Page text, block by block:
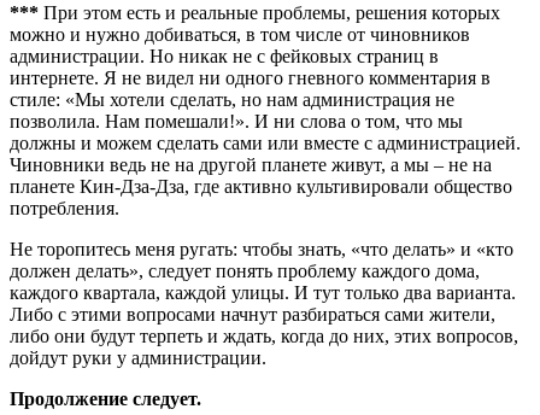
*** При этом есть и реальные проблемы, решения которых
можно и нужно добиваться, в том числе от чиновников
администрации. Но никак не с фейковых страниц в
интернете. Я не видел ни одного гневного комментария в
стиле: «Мы хотели сделать, но нам администрация не
позволила. Нам помешали!». И ни слова о том, что мы
должны и можем сделать сами или вместе с администрацией.
Чиновники ведь не на другой планете живут, а мы – не на
планете Кин-Дза-Дза, где активно культивировали общество
потребления.
Не торопитесь меня ругать: чтобы знать, «что делать» и «кто
должен делать», следует понять проблему каждого дома,
каждого квартала, каждой улицы. И тут только два варианта.
Либо с этими вопросами начнут разбираться сами жители,
либо они будут терпеть и ждать, когда до них, этих вопросов,
дойдут руки у администрации.
Продолжение следует.